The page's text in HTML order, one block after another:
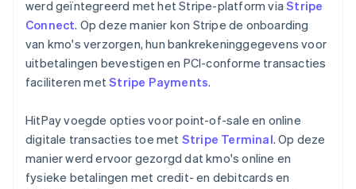
werd geïntegreerd met het Stripe-platform viaStripe
Connect. Op deze manier kon Stripe de onboarding
van kmo's verzorgen, hun bankrekeninggegevens voor
uitbetalingen bevestigen en PCI-conforme transacties
faciliteren metStripe Payments.
HitPay voegde opties voor point-of-sale en online
digitale transacties toe met Stripe Terminal. Op deze
manier werd ervoor gezorgd dat kmo's online en
fysieke betalingen met credit- en debitcards en